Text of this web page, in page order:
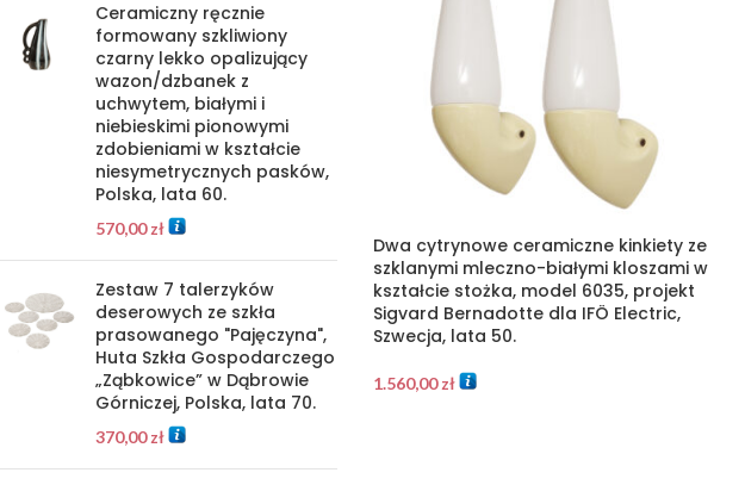
Ceramiczny ręcznie
formowany szkliwiony
czarny lekko opalizujący
wazon/dzbanek z
uchwytem, białymi i
niebieskimi pionowymi
zdobieniami w kształcie
niesymetrycznych pasków,
Polska, lata 60.
570,00zł
Zestaw 7 talerzyków
deserowych ze szkła
prasowanego "Pajęczyna",
Huta Szkła Gospodarczego
„Ząbkowice” w Dąbrowie
Górniczej, Polska, lata 70.
370,00zł
Dwa cytrynowe ceramiczne kinkiety ze
szklanymi mleczno-białymi kloszami w
kształcie stożka, model 6035, projekt
Sigvard Bernadotte dla IFÖ Electric,
Szwecja, lata 50.
1.560,00zł